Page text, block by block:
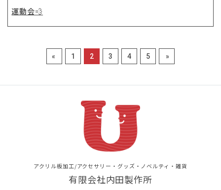
運動会💨
« 1 2 3 4 5 »
アクリル板加工/アクセサリー・グッズ・ノベルティ・雑貨
有限会社内田製作所